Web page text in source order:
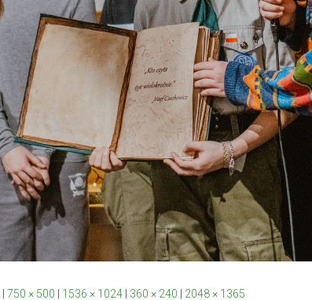
750 × 500 1536 × 1024 360 × 240 2048 × 1365